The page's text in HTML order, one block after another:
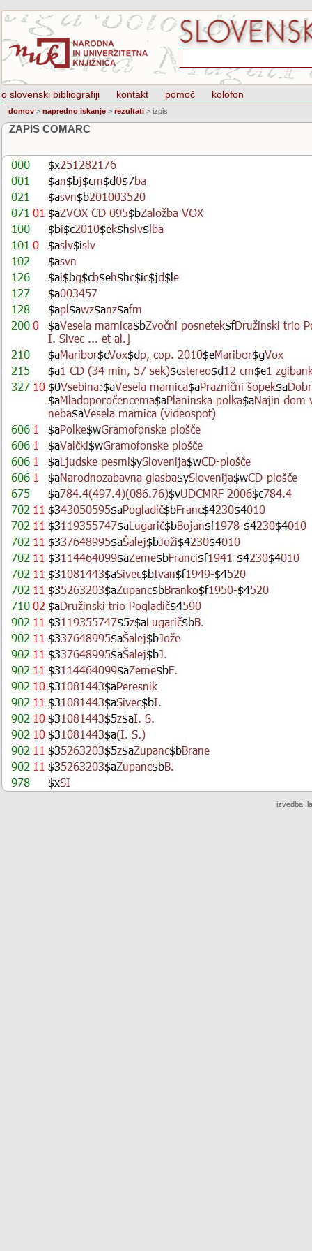
o slovenski bibliografiji kontakt pomoč kolofon
domov > napredno iskanje > rezultati > izpis
ZAPIS COMARC
izvedba,